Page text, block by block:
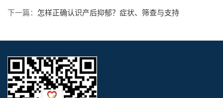
下一篇： 怎样正确认识产后抑郁？症状、筛查与支持